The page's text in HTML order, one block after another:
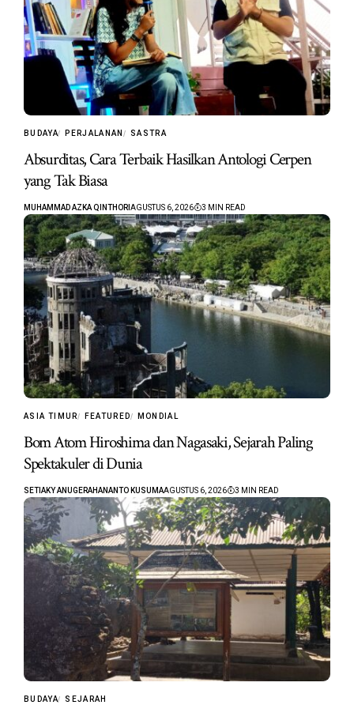
BUDAYA PERJALANAN SASTRA
Absurditas, Cara Terbaik Hasilkan Antologi Cerpen
yang Tak Biasa
MUHAMMAD AZKA QINTHORI AGUSTUS 6, 2026 3 MIN READ
ASIA TIMUR FEATURED MONDIAL
Bom Atom Hiroshima dan Nagasaki, Sejarah Paling
Spektakuler di Dunia
SETIAKY ANUGERAHANANTO KUSUMAAGUSTUS 6, 2026 3 MIN READ
BUDAYA SEJARAH